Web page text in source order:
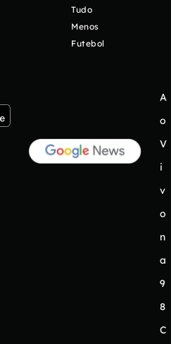
Tudo
Menos
Futebol
A
o
V
i
v
o
n
a
9
8
C